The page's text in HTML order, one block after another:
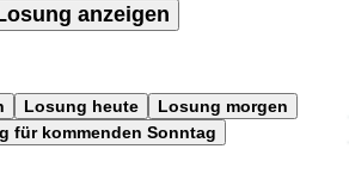
anzeigen
Losung heute
Losung morgen
für kommenden Sonntag